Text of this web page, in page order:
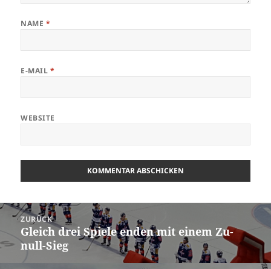
NAME *
E-MAIL *
WEBSITE
Beitrags-
Navigation
ZURÜCK
Vorheriger
Beitrag:
Gleich drei Spiele enden mit einem Zu-
null-Sieg